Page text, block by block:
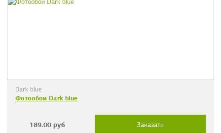
Dark blue
Фотообои Dark blue
189.00 руб Заказать